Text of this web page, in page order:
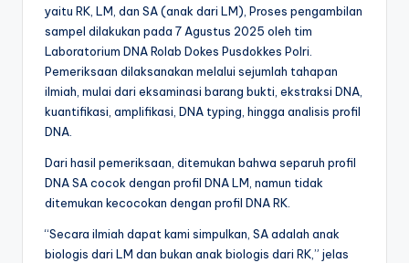
yaitu RK, LM, dan SA (anak dari LM), Proses pengambilan
sampel dilakukan pada 7 Agustus 2025 oleh tim
Laboratorium DNA Rolab Dokes Pusdokkes Polri.
Pemeriksaan dilaksanakan melalui sejumlah tahapan
ilmiah, mulai dari eksaminasi barang bukti, ekstraksi DNA,
kuantifikasi, amplifikasi, DNA typing, hingga analisis profil
DNA.
Dari hasil pemeriksaan, ditemukan bahwa separuh profil
DNA SA cocok dengan profil DNA LM, namun tidak
ditemukan kecocokan dengan profil DNA RK.
“Secara ilmiah dapat kami simpulkan, SA adalah anak
biologis dari LM dan bukan anak biologis dari RK,” jelas